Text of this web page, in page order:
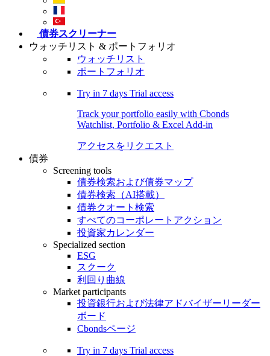
債券スクリーナー
ウォッチリスト & ポートフォリオ
ウォッチリスト
ポートフォリオ
Try in 7 days Trial access
Track your portfolio easily with Cbonds
Watchlist, Portfolio & Excel Add-in
アクセスをリクエスト
債券
Screening tools
債券検索および債券マップ
債券検索（AI搭載）
債券クオート検索
すべてのコーポレートアクション
投資家カレンダー
Specialized section
ESG
スクーク
利回り曲線
Market participants
投資銀行および法律アドバイザーリーダー
ボード
Cbondsページ
Try in 7 days Trial access